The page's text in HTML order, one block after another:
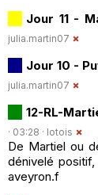
Jour 11 -
julia.martin07
Jour 10 -
julia.martin07
12-RL-
· 03:28 · lotois
De Martiel ou
dénivelé
aveyron.f